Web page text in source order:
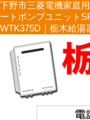
下野市三菱電機家庭
ートポンプユニット
WTK375D｜栃木給湯